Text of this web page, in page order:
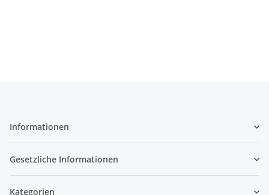
Informationen
Gesetzliche Informationen
Kategorien